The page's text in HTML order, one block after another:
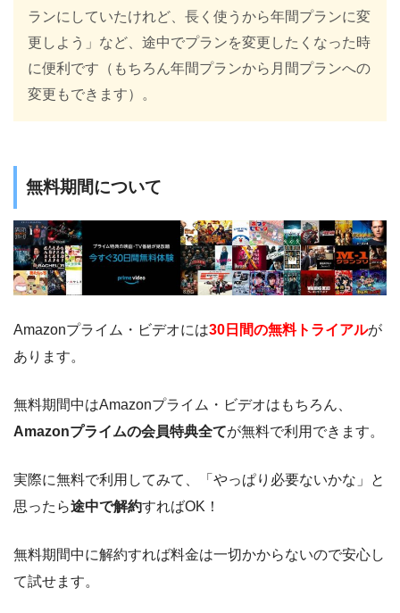
ランにしていたけれど、長く使うから年間プランに変
更しよう」など、途中でプランを変更したくなった時
に便利です（もちろん年間プランから月間プランへの
変更もできます）。
無料期間について
Amazonプライム・ビデオには30日間の無料トライアルが
あります。
無料期間中はAmazonプライム・ビデオはもちろん、
Amazonプライムの会員特典全てが無料で利用できます。
実際に無料で利用してみて、「やっぱり必要ないかな」と
思ったら途中で解約すればOK！
無料期間中に解約すれば料金は一切かからないので安心し
て試せます。